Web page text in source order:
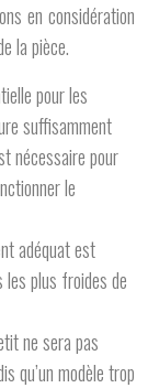
en considération
la pièce.
pour les
suffisamment
nécessaire pour
le
adéquat est
plus froides de
ne sera pas
qu’un modèle trop